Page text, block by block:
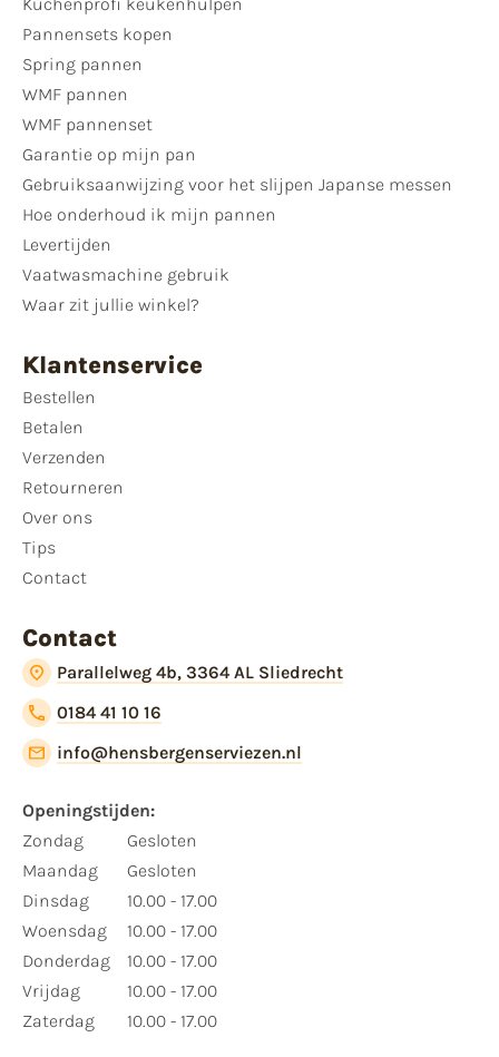
Pannensets kopen
Spring pannen
WMF pannen
WMF pannenset
Garantie op mijn pan
Gebruiksaanwijzing voor het slijpen Japanse messen
Hoe onderhoud ik mijn pannen
Levertijden
Vaatwasmachine gebruik
Waar zit jullie winkel?
Klantenservice
Bestellen
Betalen
Verzenden
Retourneren
Over ons
Tips
Contact
Contact
Parallelweg 4b, 3364 AL Sliedrecht
0184 41 10 16
info@hensbergenserviezen.nl
Openingstijden:​
​Zondag
Maandag
Dinsdag
Woensdag
Donderdag
Vrijdag
Zaterdag
Gesloten
Gesloten
10.00 - 17.00
10.00 - 17.00
10.00 - 17.00
10.00 - 17.00
10.00 - 17.00